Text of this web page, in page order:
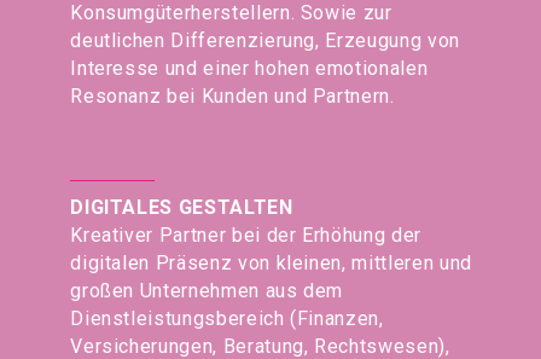
Konsumgüterherstellern. Sowie zur
deutlichen Differenzierung, Erzeugung von
Interesse und einer hohen emotionalen
Resonanz bei Kunden und Partnern.
DIGITALES GESTALTEN
Kreativer Partner bei der Erhöhung der
digitalen Präsenz von kleinen, mittleren und
großen Unternehmen aus dem
Dienstleistungsbereich (Finanzen,
Versicherungen, Beratung, Rechtswesen),